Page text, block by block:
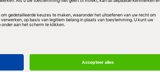
voorgedragen en gesteund door
van nationale overheden